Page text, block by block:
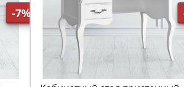
-7%